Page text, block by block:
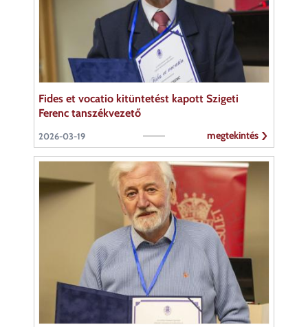
Fides et vocatio kitüntetést kapott Szigeti
Ferenc tanszékvezető
2026-03-19 megtekintés